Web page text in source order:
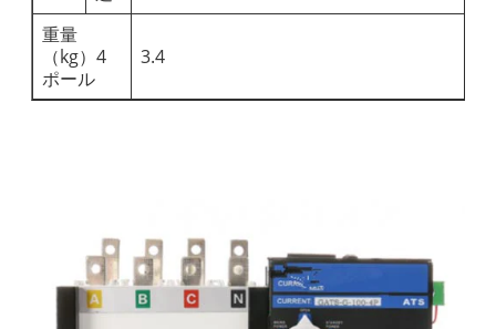
重量
（kg）4
ポール
3.4